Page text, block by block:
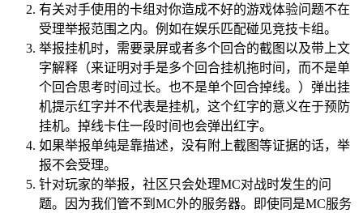
有关对手使用的卡组对你造成不好的游戏体验问题不在
受理举报范围之内。例如在娱乐匹配碰见竞技卡组。
举报挂机时，需要录屏或者多个回合的截图以及带上文
字解释（来证明对手是多个回合挂机拖时间，而不是单
个回合思考时间过长。也不是单个回合掉线。）弹出挂
机提示红字并不代表是挂机，这个红字的意义在于预防
挂机。掉线卡住一段时间也会弹出红字。
如果举报单纯是靠描述，没有附上截图等证据的话，举
报不会受理。
针对玩家的举报，社区只会处理MC对战时发生的问
题。因为我们管不到MC外的服务器。即使同是MC服务